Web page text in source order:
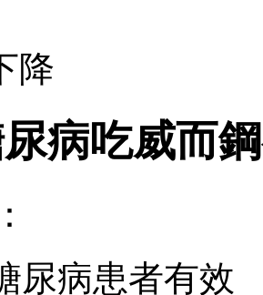
降
病吃威而
尿病患者有效